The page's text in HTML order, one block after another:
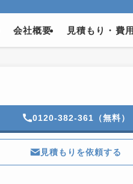
会社概要 見積もり・費
0120-382-361（無料）
見積もりを依頼する